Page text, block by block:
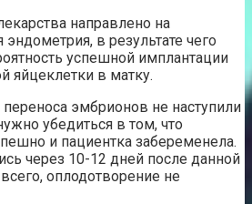
направлено на
в результате чего
успешной имплантации
яйцеклетки в матку.
эмбрионов не наступили
убедиться в том, что
и пациентка забеременела.
через 10-12 дней после данной
оплодотворение не